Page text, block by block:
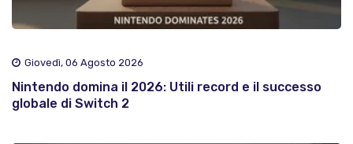
Giovedì, 06 Agosto 2026
Nintendo domina il 2026: Utili record e il successo
globale di Switch 2